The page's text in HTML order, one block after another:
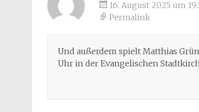
16. August 2025 um
Permalink
Und außerdem spielt Matthias
Uhr in der Evangelischen